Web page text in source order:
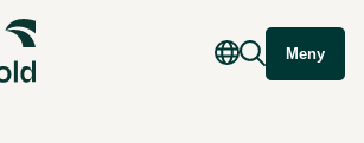
Meny